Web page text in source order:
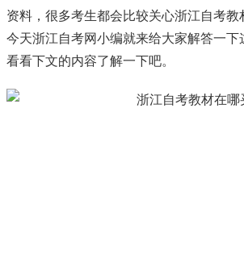
资料，很多考生都会比较关心浙江自考教
今天浙江自考网小编就来给大家解答一下
看看下文的内容了解一下吧。